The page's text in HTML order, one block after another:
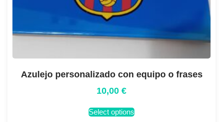
Azulejo personalizado con equipo o frases
10,00 €
Select options